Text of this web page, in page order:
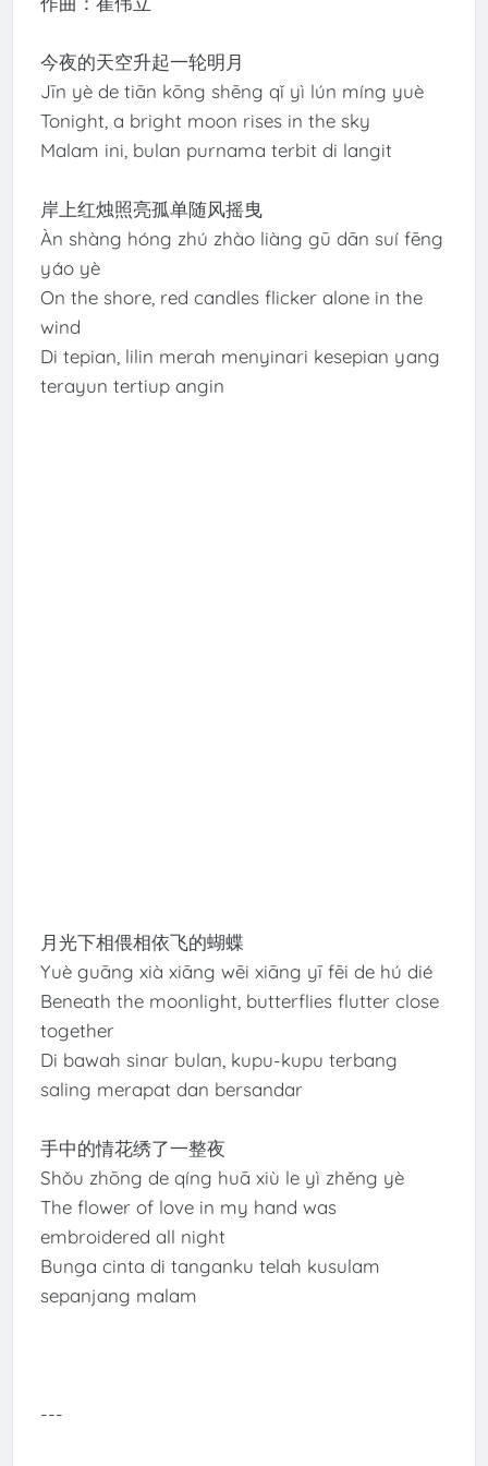
今夜的天空升起一轮明月
Jīn yè de tiān kōng shēng qǐ yì lún míng yuè
Tonight, a bright moon rises in the sky
Malam ini, bulan purnama terbit di langit
岸上红烛照亮孤单随风摇曳
Àn shàng hóng zhú zhào liàng gū dān suí fēng
yáo yè
On the shore, red candles flicker alone in the
wind
Di tepian, lilin merah menyinari kesepian yang
terayun tertiup angin
月光下相偎相依飞的蝴蝶
Yuè guāng xià xiāng wēi xiāng yī fēi de hú dié
Beneath the moonlight, butterflies flutter close
together
Di bawah sinar bulan, kupu-kupu terbang
saling merapat dan bersandar
手中的情花绣了一整夜
Shǒu zhōng de qíng huā xiù le yì zhěng yè
The flower of love in my hand was
embroidered all night
Bunga cinta di tanganku telah kusulam
sepanjang malam
---